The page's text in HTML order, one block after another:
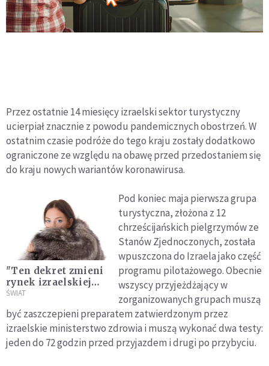
Przez ostatnie 14 miesięcy izraelski sektor turystyczny
ucierpiał znacznie z powodu pandemicznych obostrzeń. W
ostatnim czasie podróże do tego kraju zostały dodatkowo
ograniczone ze względu na obawę przed przedostaniem się
do kraju nowych wariantów koronawirusa.
"Ten dekret zmieni
rynek izraelskiej
mody." Izrael
futrami
ŚWIAT
Pod koniec maja pierwsza grupa
turystyczna, złożona z 12
chrześcijańskich pielgrzymów ze
Stanów Zjednoczonych, została
wpuszczona do Izraela jako część
programu pilotażowego. Obecnie
wszyscy przyjeżdżający w
zorganizowanych grupach muszą
być zaszczepieni preparatem zatwierdzonym przez
izraelskie ministerstwo zdrowia i muszą wykonać dwa testy:
jeden do 72 godzin przed przyjazdem i drugi po przybyciu.